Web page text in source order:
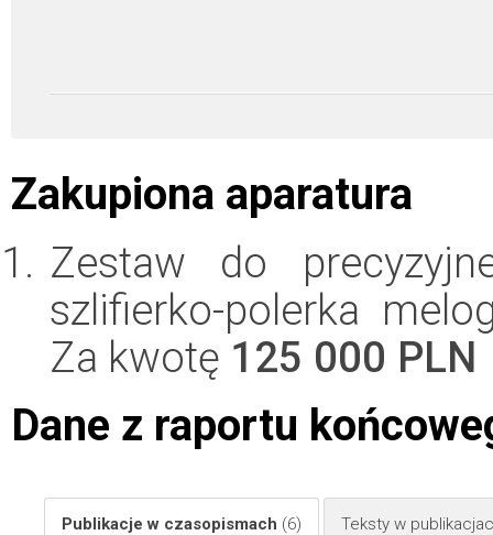
Zakupiona aparatura
Zestaw do
szlifierko-polerka
Za kwotę 125 000 PLN
Dane z raportu
Publikacje w czasopismach (6) Teksty w